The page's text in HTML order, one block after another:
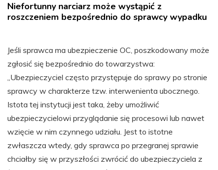
Niefortunny narciarz może wystąpić z
roszczeniem bezpośrednio do sprawcy wypadku
Jeśli sprawca ma ubezpieczenie OC, poszkodowany może
zgłosić się bezpośrednio do towarzystwa:
„Ubezpieczyciel często przystępuje do sprawy po stronie
sprawcy w charakterze tzw. interwenienta ubocznego.
Istota tej instytucji jest taka, żeby umożliwić
ubezpieczycielowi przyglądanie się procesowi lub nawet
wzięcie w nim czynnego udziału. Jest to istotne
zwłaszcza wtedy, gdy sprawca po przegranej sprawie
chciałby się w przyszłości zwrócić do ubezpieczyciela z